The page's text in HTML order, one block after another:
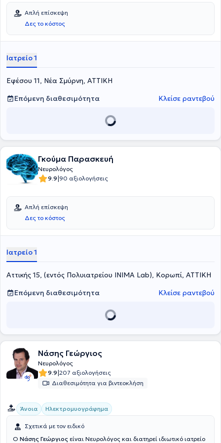
Απλή επίσκεψη
Δες το κόστος
Ιατρείο 1
Εφέσου 11, Νέα Σμύρνη, ΑΤΤΙΚΗ
Επόμενη διαθεσιμότητα
Κλείσε ραντεβού
Γκούμα Παρασκευή
Νευρολόγος
9.9|90 αξιολογήσεις
Απλή επίσκεψη
Δες το κόστος
Ιατρείο 1
Αττικής 15, (εντός Πολυιατρείου INIMA Lab), Κορωπί, ΑΤΤΙΚΗ
Επόμενη διαθεσιμότητα
Κλείσε ραντεβού
Νάσης Γεώργιος
Νευρολόγος
9.9|207 αξιολογήσεις
Διαθεσιμότητα για βιντεοκλήση
Άνοια Ηλεκτρομυογράφημα
Σχετικά με τον ειδικό
Ο Νάσης Γεώργιος είναι Νευρολόγος και διατηρεί ιδιωτικό ιατρείο